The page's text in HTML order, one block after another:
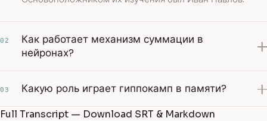
02
Как работает механизм суммации в
нейронах?
03 Какую роль играет гиппокамп в памяти?
Full Transcript — Download SRT & Markdown